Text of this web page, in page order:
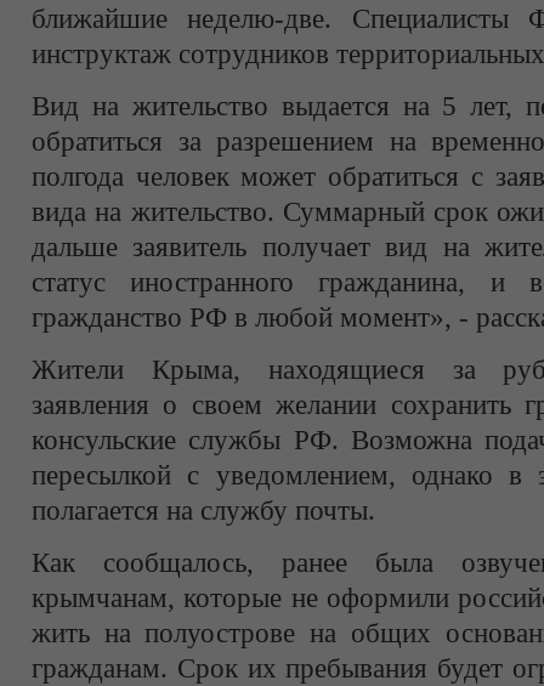
ближайшие неделю-две. Специалисты
инструктаж сотрудников
Вид на жительство выдается на 5 лет,
обратиться за разрешением на
полгода человек может обратиться с
вида на жительство. Суммарный срок
дальше заявитель получает вид на
статус иностранного гражданина, и
гражданство РФ в любой момент», -
Жители Крыма, находящиеся за
заявления о своем желании сохранить
консульские службы РФ. Возможна
пересылкой с уведомлением, однако в
полагается на службу почты.
Как сообщалось, ранее была
крымчанам, которые не оформили
жить на полуострове на общих
гражданам. Срок их пребывания будет